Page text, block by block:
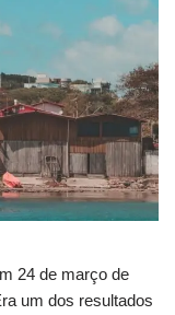
24 de março de
um dos resultados